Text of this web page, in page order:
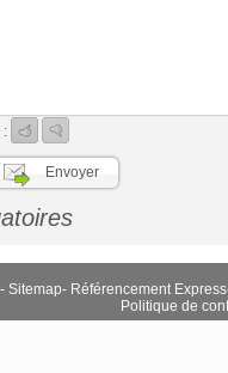
:
- Sitemap- Référencement Express
Politique de